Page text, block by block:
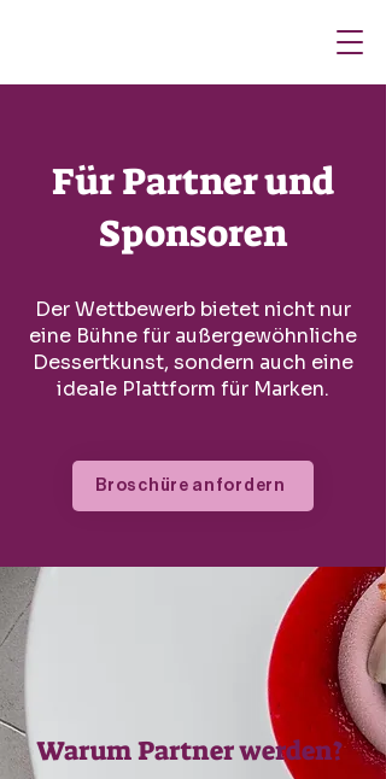
Für Partner und
Sponsoren
Der Wettbewerb bietet nicht nur
eine Bühne für außergewöhnliche
Dessertkunst, sondern auch eine
ideale Plattform für Marken.
Broschüre anfordern
Warum Partner werden?